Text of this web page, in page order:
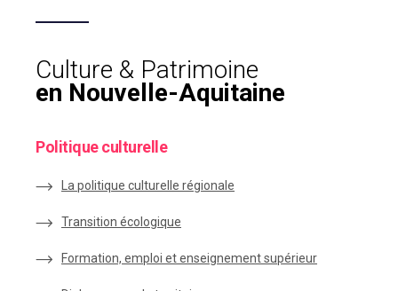
Culture & Patrimoine
en Nouvelle-Aquitaine
Politique culturelle
La politique culturelle régionale
Transition écologique
Formation, emploi et enseignement supérieur